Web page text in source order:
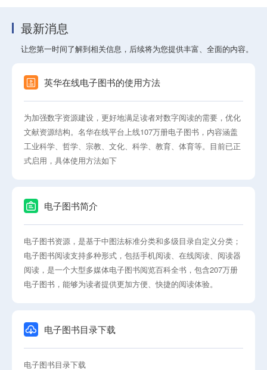
最新消息
让您第一时间了解到相关信息，后续将为您提供丰富、全面的内容。
英华在线电子图书的使用方法
为加强数字资源建设，更好地满足读者对数字阅读的需要，优化
文献资源结构。名华在线平台上线107万册电子图书，内容涵盖
工业科学、哲学、宗教、文化、科学、教育、体育等。目前已正
式启用，具体使用方法如下
电子图书简介
电子图书资源，是基于中图法标准分类和多级目录自定义分类；
电子图书阅读支持多种形式，包括手机阅读、在线阅读、阅读器
阅读，是一个大型多媒体电子图书阅览百科全书，包含207万册
电子图书，能够为读者提供更加方便、快捷的阅读体验。
电子图书目录下载
电子图书目录下载